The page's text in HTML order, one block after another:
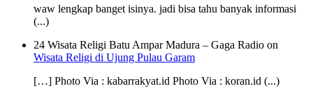
waw lengkap banget isinya. jadi bisa tahu banyak informasi
(...)
24 Wisata Religi Batu Ampar Madura – Gaga Radio on
Wisata Religi di Ujung Pulau Garam
[…] Photo Via : kabarrakyat.id Photo Via : koran.id (...)